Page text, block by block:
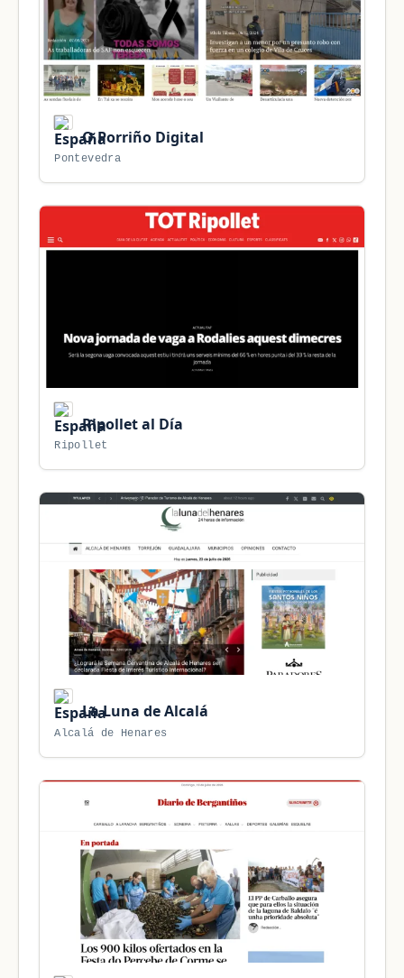
O Porriño Digital
Pontevedra
Ripollet al Día
Ripollet
La Luna de Alcalá
Alcalá de Henares